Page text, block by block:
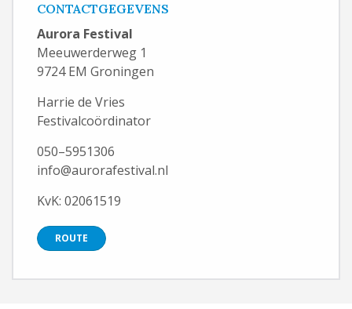
CONTACTGEGEVENS
Aurora Festival
Meeuwerderweg 1
9724 EM Groningen
Harrie de Vries
Festivalcoördinator
050–5951306
info@aurorafestival.nl
KvK: 02061519
ROUTE